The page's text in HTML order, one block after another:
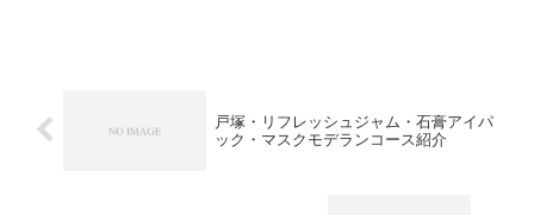
戸塚・リフレッシュジャム・石膏アイパ
ック・マスクモデランコース紹介